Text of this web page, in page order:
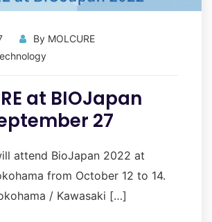
By MOLCURE
at BIOJapan
27
attend BioJapan 2022 at
from October 12 to 14.
/ Kawasaki […]